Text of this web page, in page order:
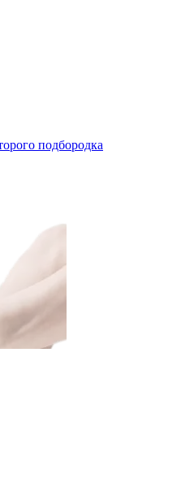
подбородка